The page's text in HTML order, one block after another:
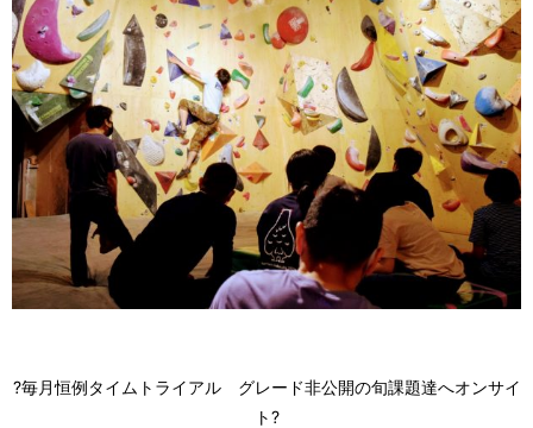
?毎月恒例タイムトライアル グレード非公開の旬課題達へオンサイ
ト?